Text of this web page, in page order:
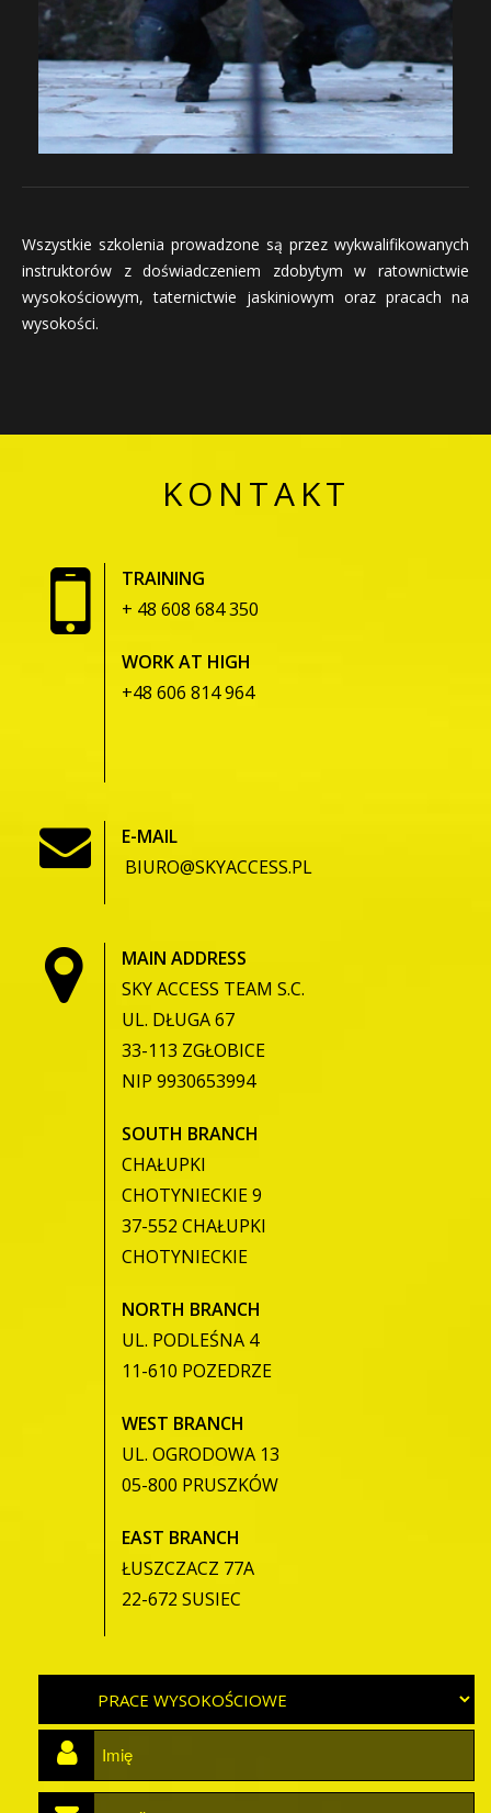
Wszystkie szkolenia prowadzone są przez wykwalifikowanych
instruktorów z doświadczeniem zdobytym w ratownictwie
wysokościowym, taternictwie jaskiniowym oraz pracach na
wysokości.
KONTAKT
TRAINING
+ 48 608 684 350
WORK AT HIGH
+48 606 814 964
E-MAIL
BIURO@SKYACCESS.PL
MAIN ADDRESS
SKY ACCESS TEAM S.C.
UL. DŁUGA 67
33-113 ZGŁOBICE
NIP 9930653994
SOUTH BRANCH
CHAŁUPKI
CHOTYNIECKIE 9
37-552 CHAŁUPKI
CHOTYNIECKIE
NORTH BRANCH
UL. PODLEŚNA 4
11-610 POZEDRZE
WEST BRANCH
UL. OGRODOWA 13
05-800 PRUSZKÓW
EAST BRANCH
ŁUSZCZACZ 77A
22-672 SUSIEC